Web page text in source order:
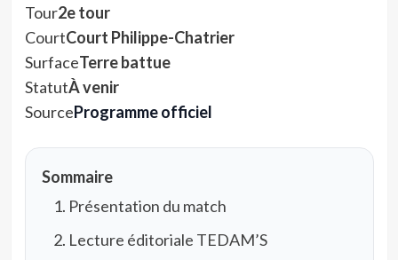
Tour2e tour
CourtCourt Philippe-Chatrier
SurfaceTerre battue
StatutÀ venir
SourceProgramme officiel
Sommaire
Présentation du match
Lecture éditoriale TEDAM’S